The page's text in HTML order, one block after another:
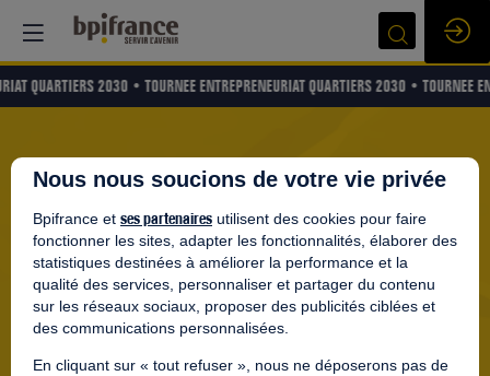
QUARTIERS 2030 • TOURNEE ENTREPRENEURIAT QUARTIERS 2030 • TOURNEE
Nous nous soucions de votre vie privée
Bpifrance et ses partenaires utilisent des cookies pour faire
fonctionner les sites, adapter les fonctionnalités, élaborer des
statistiques destinées à améliorer la performance et la
qualité des services, personnaliser et partager du contenu
sur les réseaux sociaux, proposer des publicités ciblées et
des communications personnalisées.
En cliquant sur « tout refuser », nous ne déposerons pas de